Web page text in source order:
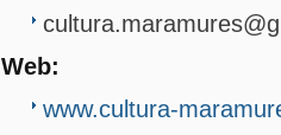
Web:
www.cultura-